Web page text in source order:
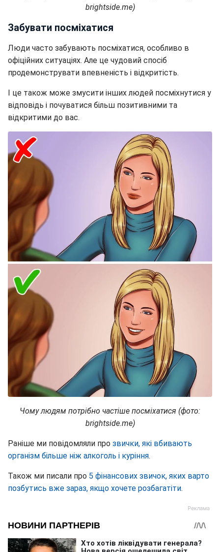
brightside.me)
Забувати посміхатися
Люди часто забувають посміхатися, особливо в
офіційних ситуаціях. Але це чудовий спосіб
продемонструвати впевненість і відкритість.
І це також може змусити інших людей посміхнутися у
відповідь і почуватися більш позитивними та
відкритими до вас.
Чому людям потрібно частіше посміхатися (фото:
brightside.me)
Раніше ми повідомляли про звички, які вбивають
організм більше ніж алкоголь і куріння.
Також ми писали про 5 фінансових звичок, яких варто
позбутись вже зараз, якщо хочете розбагатіти.